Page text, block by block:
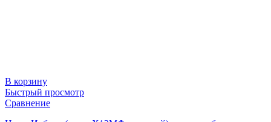
В корзину
Быстрый просмотр
Сравнение